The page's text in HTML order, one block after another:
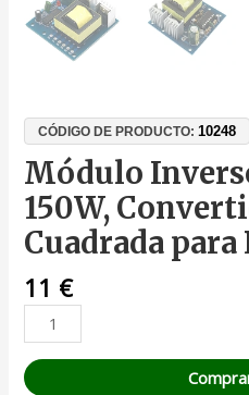
CÓDIGO DE PRODUCTO:10248
Módulo
150W,
Cuadrada
11 €